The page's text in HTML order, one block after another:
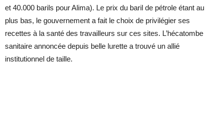
et 40.000 barils pour Alima). Le prix du baril de pétrole étant au
plus bas, le gouvernement a fait le choix de privilégier ses
recettes à la santé des travailleurs sur ces sites. L’hécatombe
sanitaire annoncée depuis belle lurette a trouvé un allié
institutionnel de taille.